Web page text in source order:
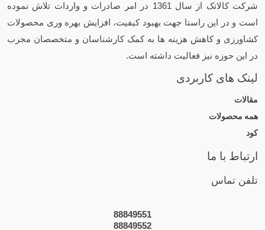
شرکت کالاتک از سال 1361 در امر صادرات و واردات تلاش نموده
است و در این راستا جهت بهبود کیفیت، افزایش بهره وری محصولات
کشاورزی و کاهش هزینه ها به کمک کارشناسان و متخصصان مجرب
در این حوزه نیز فعالیت داشته است.
لینک های کاربردی
مقالات
همه محصولات
کود
ارتباط با ما
تلفن تماس
88849551
88849552